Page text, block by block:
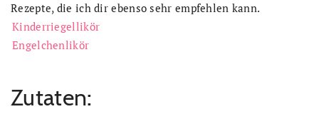
Rezepte, die ich dir ebenso sehr empfehlen kann.
Kinderriegellikör
Engelchenlikör
Zutaten: